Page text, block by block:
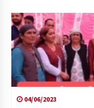
04/06/2023